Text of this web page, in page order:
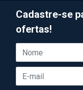
Cadastre-se
ofertas!